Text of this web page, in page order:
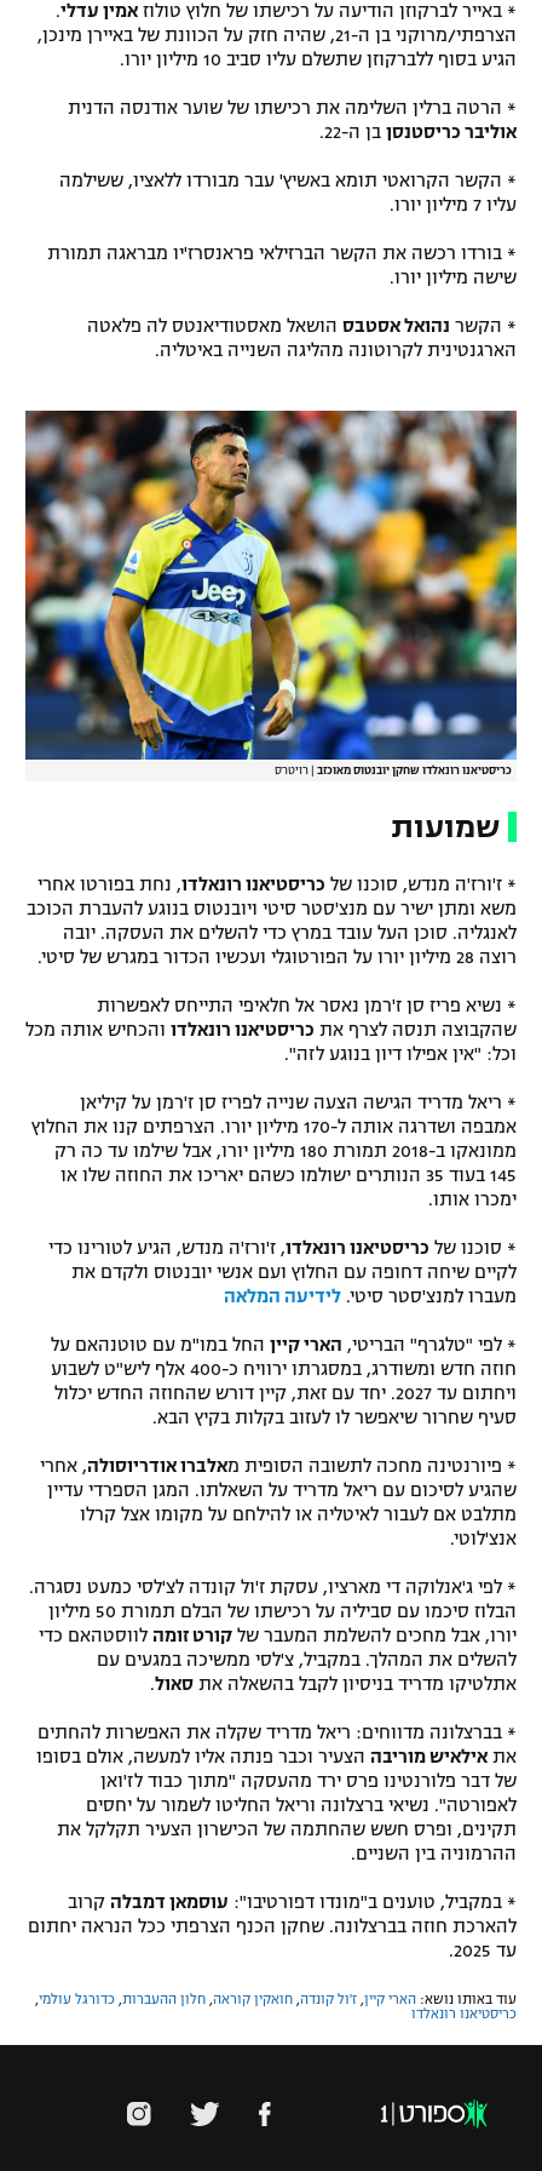
רשיון להקרנה פומבית לבית עסק
לוח דרושים – ג'ובנט
תגיות
המגזין
* באייר לברקוזן הודיעה על רכישתו של חלוץ טולוז אמין עדלי.
הצרפתי/מרוקני בן ה-21, שהיה חזק על הכוונת של באיירן מינכן,
הגיע בסוף ללברקוזן שתשלם עליו סביב 10 מיליון יורו.
* הרטה ברלין השלימה את רכישתו של שוער אודנסה הדנית
אוליבר כריסטנסן בן ה-22.
* הקשר הקרואטי תומא באשיץ' עבר מבורדו ללאציו, ששילמה
עליו 7 מיליון יורו.
* בורדו רכשה את הקשר הברזילאי פראנסרז'יו מבראגה תמורת
שישה מיליון יורו.
* הקשר נהואל אסטבס הושאל מאסטודיאנטס לה פלאטה
הארגנטינית לקרוטונה מהליגה השנייה באיטליה.
כריסטיאנו רונאלדו שחקן יובנטוס מאוכזב רויטרס
שמועות
* ז'ורז'ה מנדש, סוכנו של כריסטיאנו רונאלדו, נחת בפורטו אחרי
משא ומתן ישיר עם מנצ'סטר סיטי ויובנטוס בנוגע להעברת הכוכב
לאנגליה. סוכן העל עובד במרץ כדי להשלים את העסקה. יובה
רוצה 28 מיליון יורו על הפורטוגלי ועכשיו הכדור במגרש של סיטי.
* נשיא פריז סן ז'רמן נאסר אל חלאיפי התייחס לאפשרות
שהקבוצה תנסה לצרף את כריסטיאנו רונאלדו והכחיש אותה מכל
וכל: "אין אפילו דיון בנוגע לזה".
* ריאל מדריד הגישה הצעה שנייה לפריז סן ז'רמן על קיליאן
אמבפה ושדרגה אותה ל-170 מיליון יורו. הצרפתים קנו את החלוץ
ממונאקו ב-2018 תמורת 180 מיליון יורו, אבל שילמו עד כה רק
145 בעוד 35 הנותרים ישולמו כשהם יאריכו את החוזה שלו או
ימכרו אותו.
* סוכנו של כריסטיאנו רונאלדו, ז'ורז'ה מנדש, הגיע לטורינו כדי
לקיים שיחה דחופה עם החלוץ ועם אנשי יובנטוס ולקדם את
מעברו למנצ'סטר סיטי. לידיעה המלאה
* לפי "טלגרף" הבריטי, הארי קיין החל במו"מ עם טוטנהאם על
חוזה חדש ומשודרג, במסגרתו ירוויח כ-400 אלף ליש"ט לשבוע
ויחתום עד 2027. יחד עם זאת, קיין דורש שהחוזה החדש יכלול
סעיף שחרור שיאפשר לו לעזוב בקלות בקיץ הבא.
* פיורנטינה מחכה לתשובה הסופית מאלברו אודריוסולה, אחרי
שהגיע לסיכום עם ריאל מדריד על השאלתו. המגן הספרדי עדיין
מתלבט אם לעבור לאיטליה או להילחם על מקומו אצל קרלו
אנצ'לוטי.
* לפי ג'אנלוקה די מארציו, עסקת ז'ול קונדה לצ'לסי כמעט נסגרה.
הבלוז סיכמו עם סביליה על רכישתו של הבלם תמורת 50 מיליון
יורו, אבל מחכים להשלמת המעבר של קורט זומה לווסטהאם כדי
להשלים את המהלך. במקביל, צ'לסי ממשיכה במגעים עם
אתלטיקו מדריד בניסיון לקבל בהשאלה את סאול.
* בברצלונה מדווחים: ריאל מדריד שקלה את האפשרות להחתים
את אילאיש מוריבה הצעיר וכבר פנתה אליו למעשה, אולם בסופו
של דבר פלורנטינו פרס ירד מהעסקה "מתוך כבוד לז'ואן
לאפורטה". נשיאי ברצלונה וריאל החליטו לשמור על יחסים
תקינים, ופרס חשש שהחתמה של הכישרון הצעיר תקלקל את
ההרמוניה בין השניים.
* במקביל, טוענים ב"מונדו דפורטיבו": עוסמאן דמבלה קרוב
להארכת חוזה בברצלונה. שחקן הכנף הצרפתי ככל הנראה יחתום
עד 2025.
עוד באותו נושא: הארי קיין ז'ול קונדה חואקין קוראה חלון ההעברות כדורגל עולמי
כריסטיאנו רונאלדו